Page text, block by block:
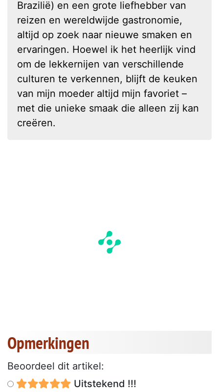
Brazilië) en een grote liefhebber van
reizen en wereldwijde gastronomie,
altijd op zoek naar nieuwe smaken en
ervaringen. Hoewel ik het heerlijk vind
om de lekkernijen van verschillende
culturen te verkennen, blijft de keuken
van mijn moeder altijd mijn favoriet –
met die unieke smaak die alleen zij kan
creëren.
Opmerkingen
Beoordeel dit artikel:
Uitstekend !!!